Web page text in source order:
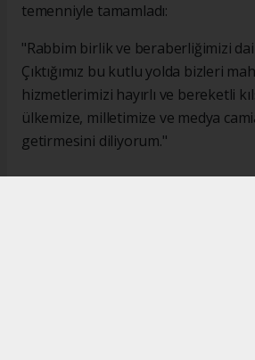
temenniyle tamamladı:
"Rabbim birlik ve beraberliğimizi
Çıktığımız bu kutlu yolda bizleri
hizmetlerimizi hayırlı ve bereketli
ülkemize, milletimize ve medya
getirmesini diliyorum."